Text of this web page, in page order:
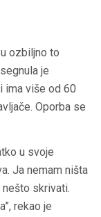
ozbiljno to
je
ima više od 60
Oporba se
u svoje
Ja nemam ništa
skrivati.
rekao je